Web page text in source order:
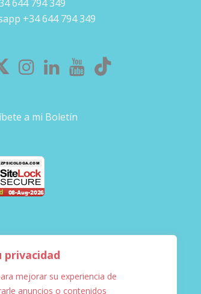
privacidad
mejorar su experiencia de
anuncios o contenidos
644 794 349
+34 644 794 349
a mi Boletín